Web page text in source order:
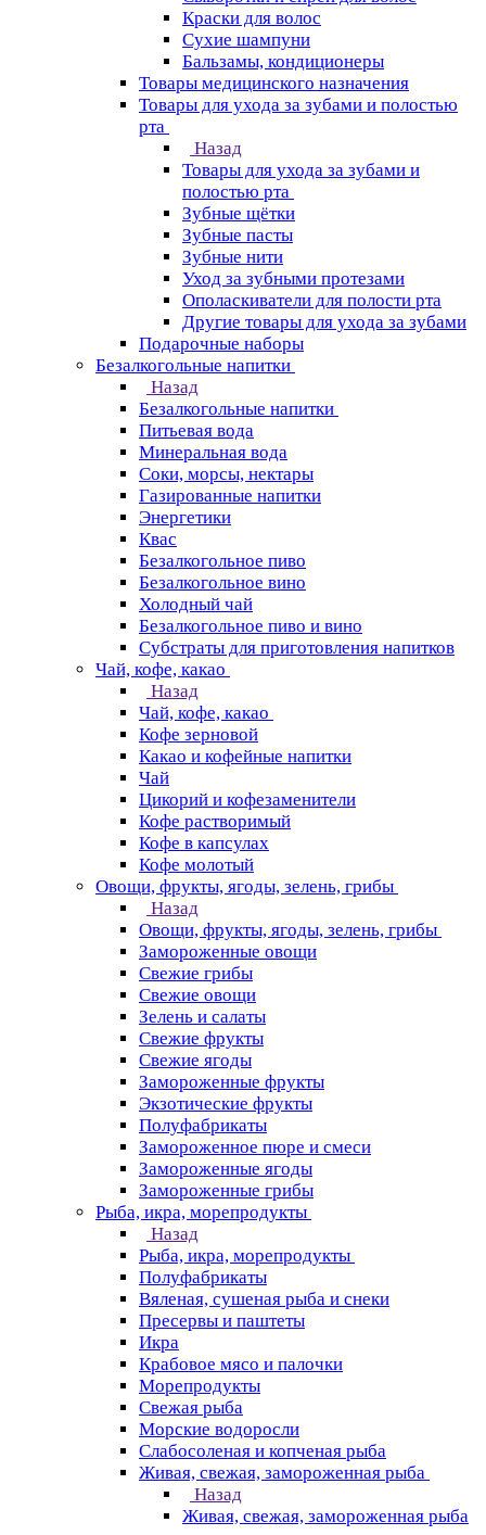
Краски для волос
Сухие шампуни
Бальзамы, кондиционеры
Товары медицинского назначения
Товары для ухода за зубами и полостью
рта
Назад
Товары для ухода за зубами и
полостью рта
Зубные щётки
Зубные пасты
Зубные нити
Уход за зубными протезами
Ополаскиватели для полости рта
Другие товары для ухода за зубами
Подарочные наборы
Безалкогольные напитки
Назад
Безалкогольные напитки
Питьевая вода
Минеральная вода
Соки, морсы, нектары
Газированные напитки
Энергетики
Квас
Безалкогольное пиво
Безалкогольное вино
Холодный чай
Безалкогольное пиво и вино
Субстраты для приготовления напитков
Чай, кофе, какао
Назад
Чай, кофе, какао
Кофе зерновой
Какао и кофейные напитки
Чай
Цикорий и кофезаменители
Кофе растворимый
Кофе в капсулах
Кофе молотый
Овощи, фрукты, ягоды, зелень, грибы
Назад
Овощи, фрукты, ягоды, зелень, грибы
Замороженные овощи
Свежие грибы
Свежие овощи
Зелень и салаты
Свежие фрукты
Свежие ягоды
Замороженные фрукты
Экзотические фрукты
Полуфабрикаты
Замороженное пюре и смеси
Замороженные ягоды
Замороженные грибы
Рыба, икра, морепродукты
Назад
Рыба, икра, морепродукты
Полуфабрикаты
Вяленая, сушеная рыба и снеки
Пресервы и паштеты
Икра
Крабовое мясо и палочки
Морепродукты
Свежая рыба
Морские водоросли
Слабосоленая и копченая рыба
Живая, свежая, замороженная рыба
Назад
Живая, свежая, замороженная рыба